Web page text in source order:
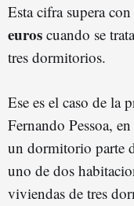
Esta cifra supera
euros cuando se
tres dormitorios.
Ese es el caso de la
Fernando Pessoa,
un dormitorio parte
uno de dos
viviendas de tres